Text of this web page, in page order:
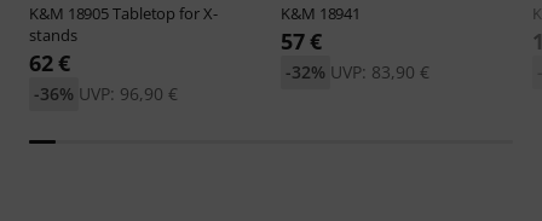
K&M 18905 Tabletop for X-
stands
62 €
UVP: 96,90 €
-36%
K&M 18941
57 €
UVP: 83,90 €
-32%